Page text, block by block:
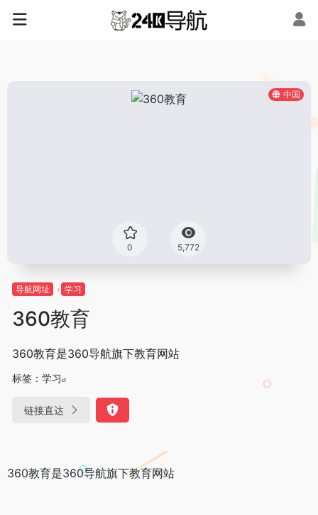
中国
0 5,772
导航网址 学习
360教育
360教育是360导航旗下教育网站
标签： 学习
链接直达
360教育是360导航旗下教育网站